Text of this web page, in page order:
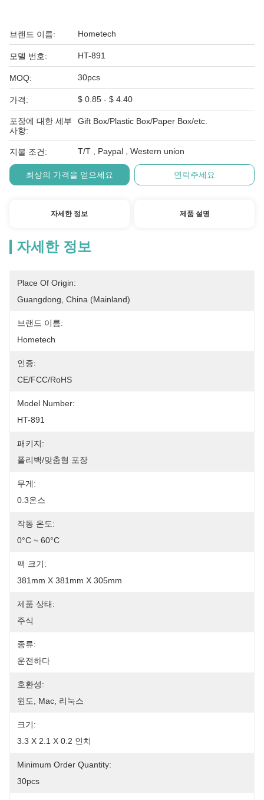
브랜드 이름: Hometech
모델 번호: HT-891
MOQ: 30pcs
가격: $ 0.85 - $ 4.40
포장에 대한 세부
사항:
Gift Box/Plastic Box/Paper Box/etc.
지불 조건: T/T , Paypal , Western union
최상의 가격을 얻으세요 연락주세요
자세한 정보 제품 설명
자세한 정보
Place Of Origin:
Guangdong, China (Mainland)
브랜드 이름:
Hometech
인증:
CE/FCC/RoHS
Model Number:
HT-891
패키지:
폴리백/맞춤형 포장
무게:
0.3온스
작동 온도:
0°C ~ 60°C
팩 크기:
381mm X 381mm X 305mm
제품 상태:
주식
종류:
운전하다
호환성:
윈도, Mac, 리눅스
크기:
3.3 X 2.1 X 0.2 인치
Minimum Order Quantity:
30pcs